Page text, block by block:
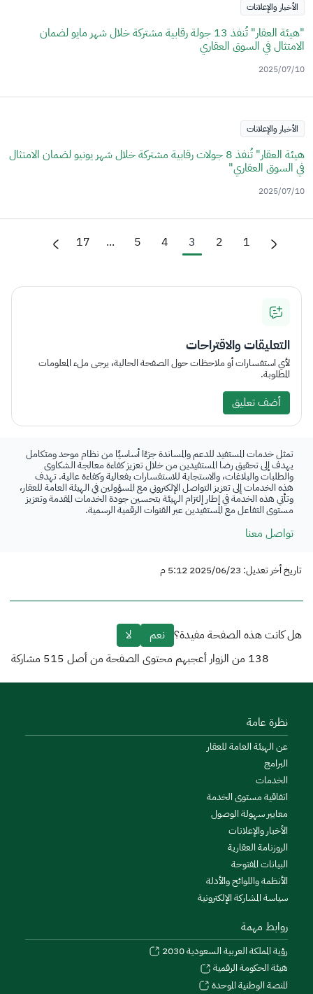
الأخبار والإعلانات
"هيئة العقار" تُنفذ 13 جولة رقابية مشتركة خلال شهر مايو لضمان
الامتثال في السوق العقاري
2025/07/10
الأخبار والإعلانات
هيئة العقار" تُنفذ 8 جولات رقابية مشتركة خلال شهر يونيو لضمان الامتثال
في السوق العقاري"
2025/07/10
1
2
3
4
5
...
17
التعليقات والاقتراحات
لأي استفسارات أو ملاحظات حول الصفحة الحالية، يرجى ملء المعلومات
المطلوبة.
أضف تعليق
تمثل خدمات المستفيد للدعم والمساندة جزءًا أساسيًا من نظام موحد ومتكامل
يهدف إلى تحقيق رضا المستفيدين من خلال تعزيز كفاءة معالجة الشكاوى
والطلبات والبلاغات، والاستجابة للاستفسارات بفعالية وكفاءة عالية. تهدف
هذه الخدمات إلى تعزيز التواصل الإلكتروني مع المسؤولين في الهيئة العامة للعقار،
وتأتي هذه الخدمة في إطار إلتزام الهيئة بتحسين جودة الخدمات المقدمة وتعزيز
مستوى التفاعل مع المستفيدين عبر القنوات الرقمية الرسمية.
تواصل معنا
تاريخ أخر تعديل: 2025/06/23 5:12 م
هل كانت هذه الصفحة مفيدة؟ نعم
لا
138 من الزوار أعجبهم محتوى الصفحة من أصل 515 مشاركة
نظرة عامة
عن الهيئة العامة للعقار
البرامج
الخدمات
اتفاقية مستوى الخدمة
معايير سهولة الوصول
الأخبار والإعلانات
الروزنامة العقارية
البيانات المفتوحة
الأنظمة واللوائح والأدلة
سياسة المشاركة الإلكترونية
روابط مهمة
رؤية المملكة العربية السعودية 2030
هيئة الحكومة الرقمية
المنصة الوطنية الموحدة